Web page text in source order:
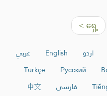
< ရှေ့
عربي English اردو
Türkçe
Русский
中文
فارسی